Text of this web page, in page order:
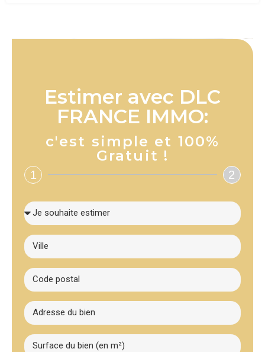
Estimer avec DLC
FRANCE IMMO:
c'est simple et 100%
Gratuit !
1 2